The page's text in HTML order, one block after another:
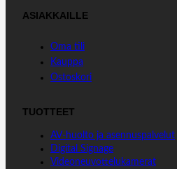
ASIAKKAILLE
Oma tili
Kauppa
Ostoskori
TUOTTEET
AV-huolto ja asennuspalvelut
Digital Signage
Videoneuvottelukamerat